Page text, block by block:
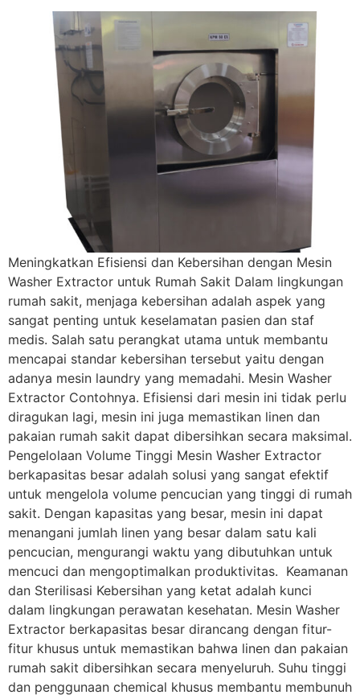
Meningkatkan Efisiensi dan Kebersihan dengan Mesin
Washer Extractor untuk Rumah Sakit Dalam lingkungan
rumah sakit, menjaga kebersihan adalah aspek yang
sangat penting untuk keselamatan pasien dan staf
medis. Salah satu perangkat utama untuk membantu
mencapai standar kebersihan tersebut yaitu dengan
adanya mesin laundry yang memadahi. Mesin Washer
Extractor Contohnya. Efisiensi dari mesin ini tidak perlu
diragukan lagi, mesin ini juga memastikan linen dan
pakaian rumah sakit dapat dibersihkan secara maksimal.
Pengelolaan Volume Tinggi Mesin Washer Extractor
berkapasitas besar adalah solusi yang sangat efektif
untuk mengelola volume pencucian yang tinggi di rumah
sakit. Dengan kapasitas yang besar, mesin ini dapat
menangani jumlah linen yang besar dalam satu kali
pencucian, mengurangi waktu yang dibutuhkan untuk
mencuci dan mengoptimalkan produktivitas. Keamanan
dan Sterilisasi Kebersihan yang ketat adalah kunci
dalam lingkungan perawatan kesehatan. Mesin Washer
Extractor berkapasitas besar dirancang dengan fitur-
fitur khusus untuk memastikan bahwa linen dan pakaian
rumah sakit dibersihkan secara menyeluruh. Suhu tinggi
dan penggunaan chemical khusus membantu membunuh